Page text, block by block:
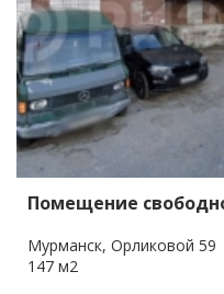
Помещение
Мурманск, Орликовой 59
147 м2